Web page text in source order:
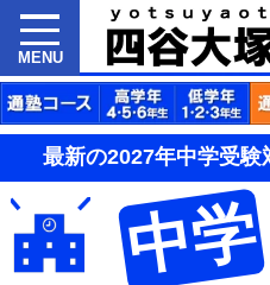
MENU
最新の2027年中学受験
中学